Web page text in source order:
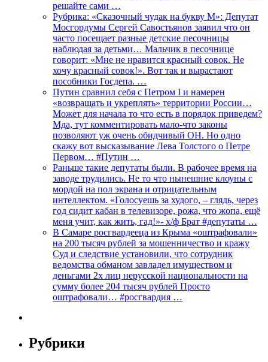
решайте сами …
Рубрика: «Сказочный чудак на букву М»: Депутат
Мосгордумы Сергей Савостьянов заявил что он
часто посещает разные детские песочницы
наблюдая за детьми… Мальчик в песочнице
говорит: «Мне не нравится красный совок. Не
хочу красный совок!». Вот так и вырастают
пособники Госдепа. …
Путин сравнил себя с Петром I и намерен
«возвращать и укреплять» территории России…
Может для начала то что есть в порядок приведем?
Мда, тут комментировать мало-что законы
позволяют уж очень обидчивый ОН. Но одно
скажу вот высказывание Лева Толстого о Петре
Первом… #Путин …
Раньше такие депутаты были. В рабочее время на
заводе трудились. Не то что нынешние клоуны с
мордой на пол экрана и отрицательным
интеллектом. «Голосуешь за худого, – глядь, через
год сидит кабан в телевизоре, рожа, что жопа, ещё
меня учит, как жить, гад!»- х/ф Брат #депутаты …
В Самаре росгвардееца из Крыма «оштрафовали»
на 200 тысяч рублей за мошенничество и кражу
Суд и следствие установили, что сотрудник
ведомства обманом завладел имуществом и
деньгами 2х лиц нерусской национальности на
сумму более 204 тысяч рублей Просто
оштрафовали… #росгвардия …
Рубрики